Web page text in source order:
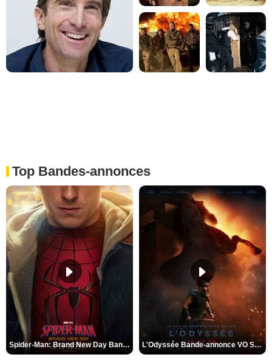
Top Bandes-annonces
Spider-Man: Brand New Day Bande-annonce VO STFR L'Odyssée Bande-annonce VO STFR